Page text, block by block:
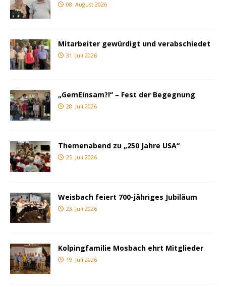
08. August 2026
Mitarbeiter gewürdigt und verabschiedet
31. Juli 2026
„GemEinsam?!“ – Fest der Begegnung
28. Juli 2026
Themenabend zu „250 Jahre USA“
25. Juli 2026
Weisbach feiert 700-jähriges Jubiläum
23. Juli 2026
Kolpingfamilie Mosbach ehrt Mitglieder
19. Juli 2026